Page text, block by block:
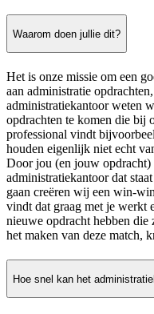
Waarom doen jullie dit?
Het is onze missie om een
aan administratie
administratiekantoor weten
opdrachten te komen die bij
professional vindt
houden eigenlijk niet echt
Door jou (en jouw opdracht)
administratiekantoor dat
gaan creëren wij een win-
vindt dat graag met je werkt
nieuwe opdracht hebben
het maken van deze match,
Hoe snel kan het